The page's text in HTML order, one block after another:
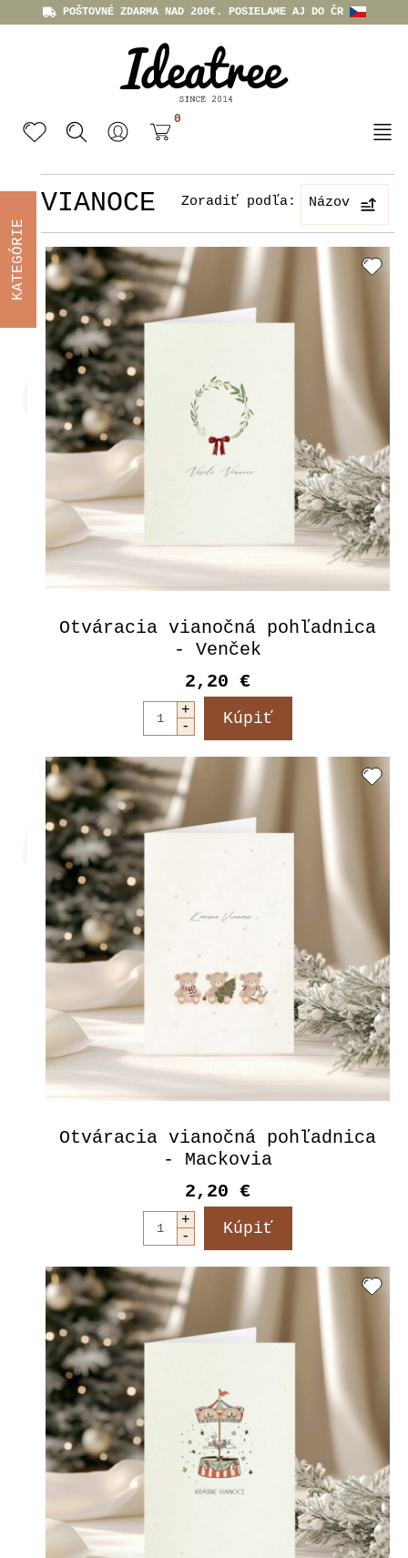
POŠTOVNÉ ZDARMA NAD 200€. POSIELAME AJ DO ČR
0
VIANOCE Zoradiť podľa: Názov
Otváracia vianočná pohľadnica
- Venček
2,20 €
Otváracia vianočná pohľadnica
- Mackovia
2,20 €
KATEGÓRIE